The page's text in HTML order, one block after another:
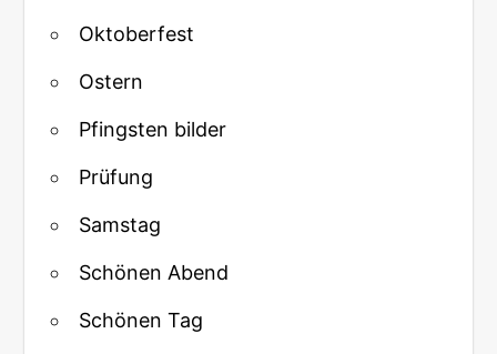
Oktoberfest
Ostern
Pfingsten bilder
Prüfung
Samstag
Schönen Abend
Schönen Tag